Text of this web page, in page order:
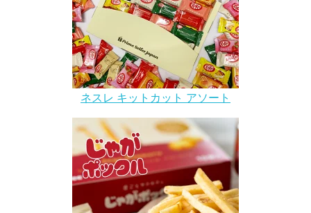
ネスレ キットカット アソート